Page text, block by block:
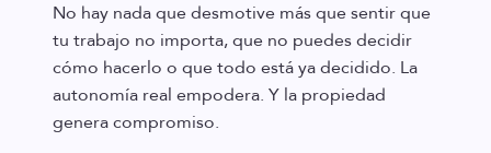
No hay nada que desmotive más que sentir que
tu trabajo no importa, que no puedes decidir
cómo hacerlo o que todo está ya decidido. La
autonomía real empodera. Y la propiedad
genera compromiso.